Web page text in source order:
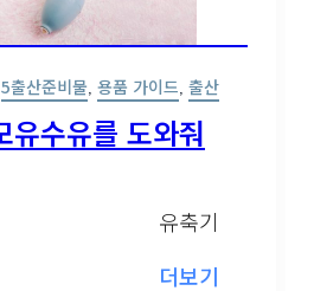
산준비물,용품 가이드 ,출산
수유를 도와줘
유축기
더보기